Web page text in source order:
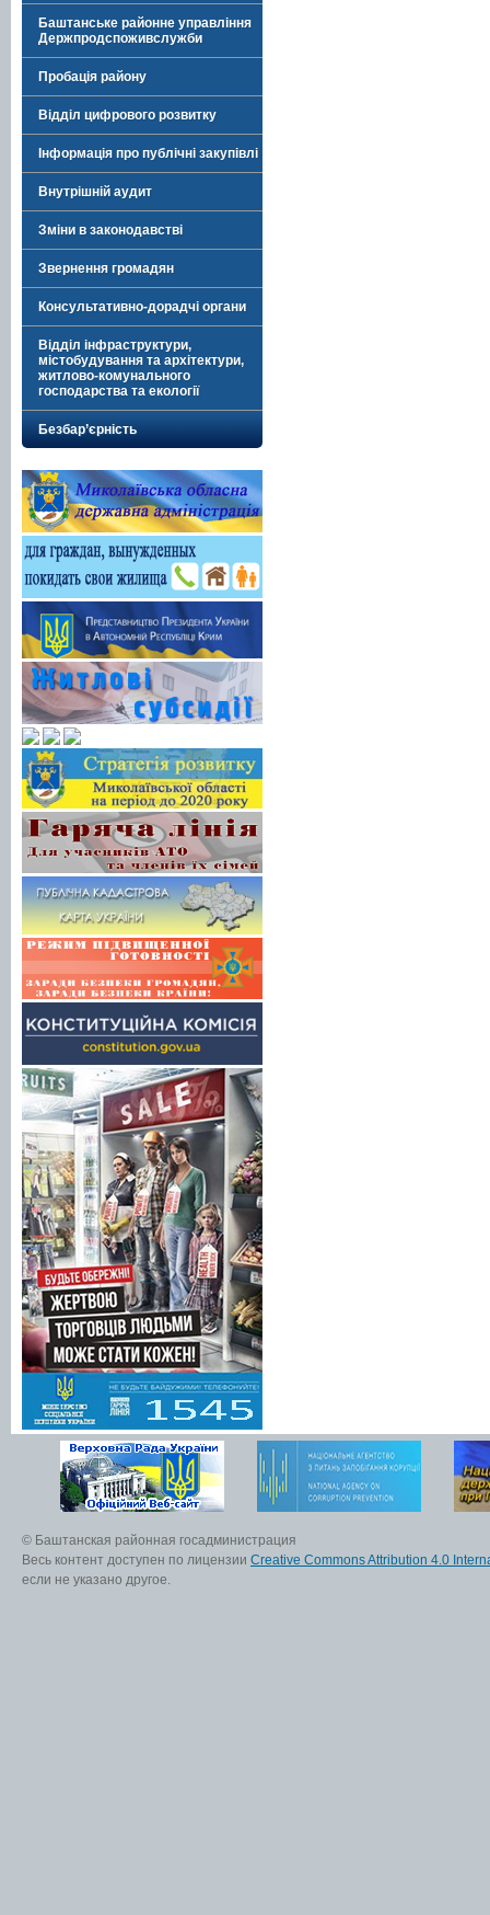
Баштанське районне управління
Держпродспоживслужби
Пробація району
Відділ цифрового розвитку
Інформація про публічні закупівлі
Внутрішній аудит
Зміни в законодавстві
Звернення громадян
Консультативно-дорадчі органи
Відділ інфраструктури,
містобудування та архітектури,
житлово-комунального
господарства та екології
Безбар’єрність
© Баштанская районная госадминистрация
Весь контент доступен по лицензии Creative Commons Attribution 4.0
если не указано другое.